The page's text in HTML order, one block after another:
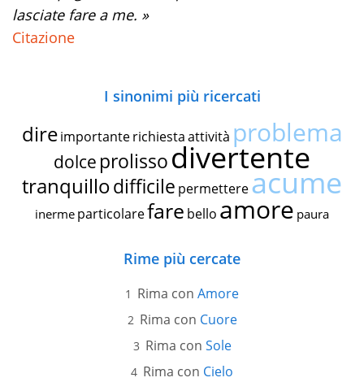
lasciate fare a me. »
Citazione
I sinonimi più ricercati
dire importante richiestaattività problema
dolce prolissodivertente
tranquillodifficile permettereacume
inerme particolarefare bello amore paura
Rime più cercate
Rima con Amore
Rima con Cuore
Rima con Sole
Rima con Cielo